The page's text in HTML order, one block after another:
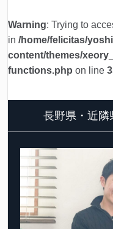
Warning: Trying to
in /home/felicitas/
content/themes/
functions.php on line
長野県・近隣